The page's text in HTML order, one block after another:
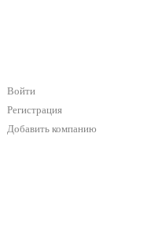
Войти
Регистрация
Добавить компанию